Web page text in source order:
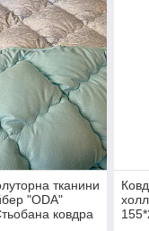
тканини
"ODA"
ковдра